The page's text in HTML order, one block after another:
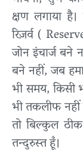
क्षण लगाया
रिज़र्व (
जोन इंचार्ज बने
बने नहीं, जब
भी समय, किसी
भी तकलीफ नहीं
तो बिल्कुल
तन्दुरुस्त हूँ।